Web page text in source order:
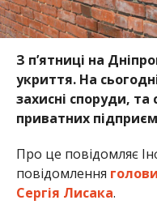
З п’ятниці на
укриття. На
захисні споруди,
приватних
Про це повідомляє
повідомлення
Сергія Лисака.